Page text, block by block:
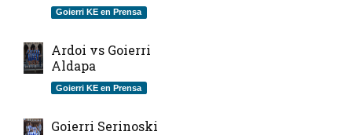
Goierri KE en Prensa
Ardoi vs Goierri
Aldapa
Goierri KE en Prensa
Goierri Serinoski